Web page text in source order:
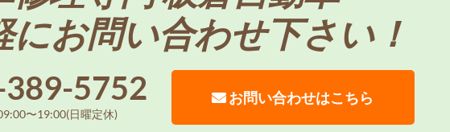
にお問い合わせ下さい！
5752
〜19:00(日曜定休)
お問い合わせはこちら